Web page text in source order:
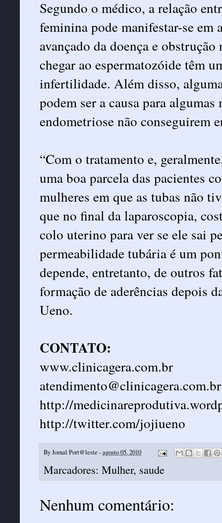
Segundo o médico, a relação
feminina pode manifestar-se em
avançado da doença e
chegar ao espermatozóide têm
infertilidade. Além disso,
podem ser a causa para
endometriose não conseguirem
“Com o tratamento e,
uma boa parcela das pacientes
mulheres em que as tubas não
que no final da laparoscopia,
colo uterino para ver se ele sai
permeabilidade tubária é um
depende, entretanto, de outros
formação de aderências depois
Ueno.
CONTATO:
www.clinicagera.com.br
atendimento@clinicagera.com.br
http://
http://twitter.com/jojiueno
ByJornal Port@leste -agosto 05, 2010
Marcadores: Mulher, saude
Nenhum comentário: